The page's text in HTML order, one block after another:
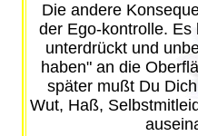
Die andere
der Ego-kontrolle. Es
unterdrückt und
haben" an die
später mußt Du
Wut, Haß,